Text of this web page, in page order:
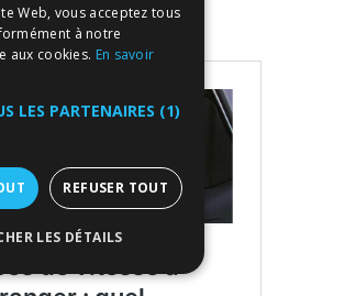
Web, vous acceptez tous
à notre
aux cookies. En savoir
LES PARTENAIRES (1)
REFUSER TOUT
LES DÉTAILS
NÉCESSAIRES